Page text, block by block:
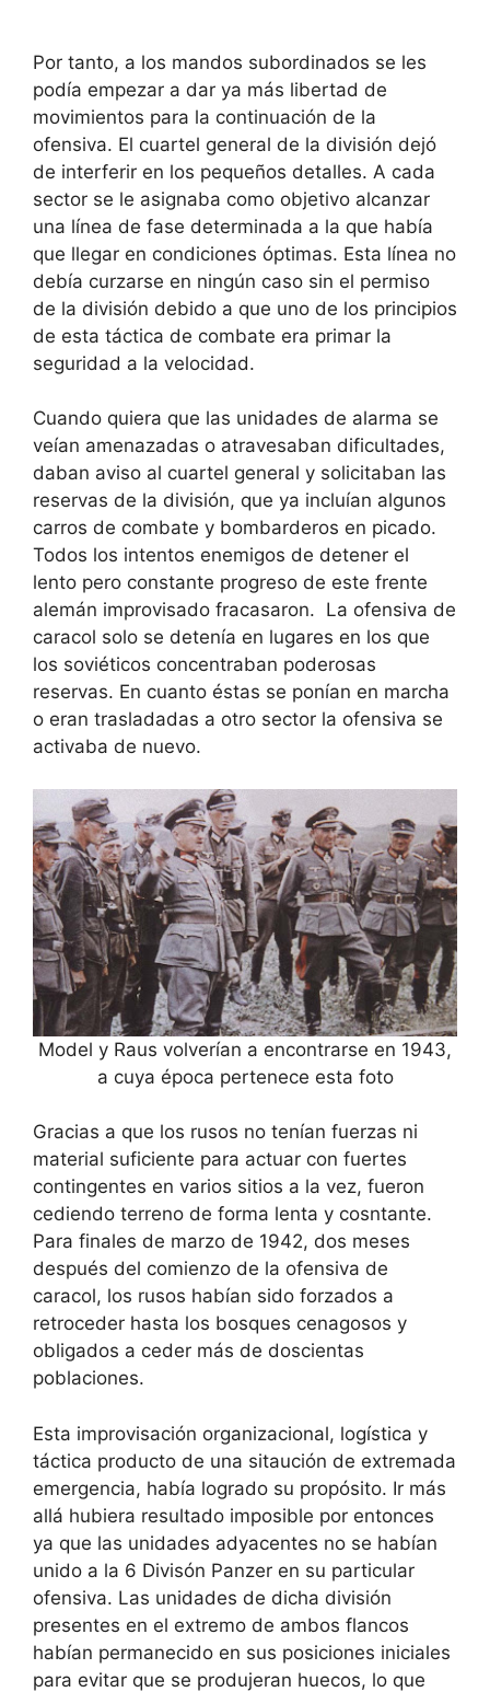
Por tanto, a los mandos subordinados se les
podía empezar a dar ya más libertad de
movimientos para la continuación de la
ofensiva. El cuartel general de la división dejó
de interferir en los pequeños detalles. A cada
sector se le asignaba como objetivo alcanzar
una línea de fase determinada a la que había
que llegar en condiciones óptimas. Esta línea no
debía curzarse en ningún caso sin el permiso
de la división debido a que uno de los principios
de esta táctica de combate era primar la
seguridad a la velocidad.
Cuando quiera que las unidades de alarma se
veían amenazadas o atravesaban dificultades,
daban aviso al cuartel general y solicitaban las
reservas de la división, que ya incluían algunos
carros de combate y bombarderos en picado.
Todos los intentos enemigos de detener el
lento pero constante progreso de este frente
alemán improvisado fracasaron. La ofensiva de
caracol solo se detenía en lugares en los que
los soviéticos concentraban poderosas
reservas. En cuanto éstas se ponían en marcha
o eran trasladadas a otro sector la ofensiva se
activaba de nuevo.
Model y Raus volverían a encontrarse en 1943,
a cuya época pertenece esta foto
Gracias a que los rusos no tenían fuerzas ni
material suficiente para actuar con fuertes
contingentes en varios sitios a la vez, fueron
cediendo terreno de forma lenta y cosntante.
Para finales de marzo de 1942, dos meses
después del comienzo de la ofensiva de
caracol, los rusos habían sido forzados a
retroceder hasta los bosques cenagosos y
obligados a ceder más de doscientas
poblaciones.
Esta improvisación organizacional, logística y
táctica producto de una sitaución de extremada
emergencia, había logrado su propósito. Ir más
allá hubiera resultado imposible por entonces
ya que las unidades adyacentes no se habían
unido a la 6 Divisón Panzer en su particular
ofensiva. Las unidades de dicha división
presentes en el extremo de ambos flancos
habían permanecido en sus posiciones iniciales
para evitar que se produjeran huecos, lo que